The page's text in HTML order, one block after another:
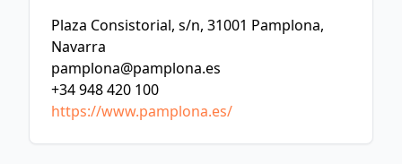
Plaza Consistorial, s/n, 31001 Pamplona,
Navarra
pamplona@pamplona.es
+34 948 420 100
https://www.pamplona.es/